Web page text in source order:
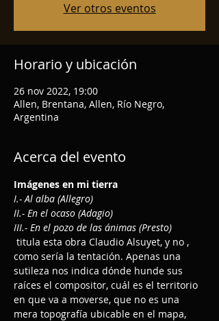
Ver otros eventos
Horario y ubicación
26 nov 2022, 19:00
Allen, Brentana, Allen, Río Negro,
Argentina
Acerca del evento
Imágenes en mi tierra
I.- Al alba (Allegro)
II.- En el ocaso (Adagio)
III.- En el pozo de las ánimas (Presto)
titula esta obra Claudio Alsuyet, y no ,
como sería la tentación. Apenas una
sutileza nos indica dónde hunde sus
raíces el compositor, cuál es el territorio
en que va a moverse, que no es una
mera topografía ubicable en el mapa,